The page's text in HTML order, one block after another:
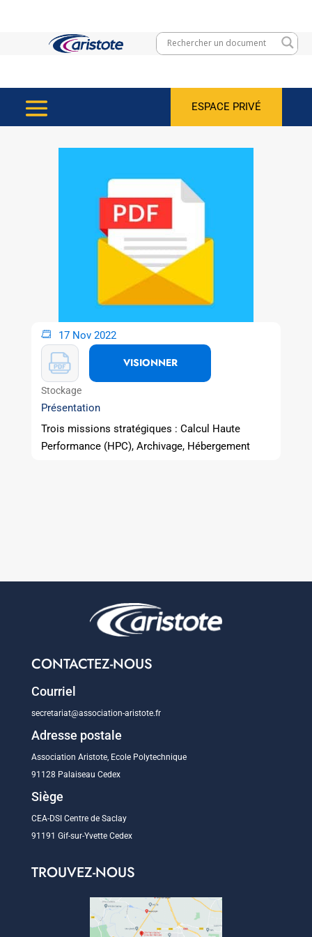
ESPACE PRIVÉ
17 Nov 2022
VISIONNER
Stockage
Présentation
Trois missions stratégiques : Calcul Haute
Performance (HPC), Archivage, Hébergement
CONTACTEZ-NOUS
Courriel
secretariat@association-aristote.fr
Adresse postale
Association Aristote, Ecole Polytechnique
91128 Palaiseau Cedex
Siège
CEA-DSI Centre de Saclay
91191 Gif-sur-Yvette Cedex
TROUVEZ-NOUS